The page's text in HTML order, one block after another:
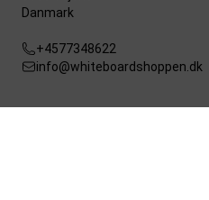
Danmark
+4577348622
info@whiteboardshoppen.dk